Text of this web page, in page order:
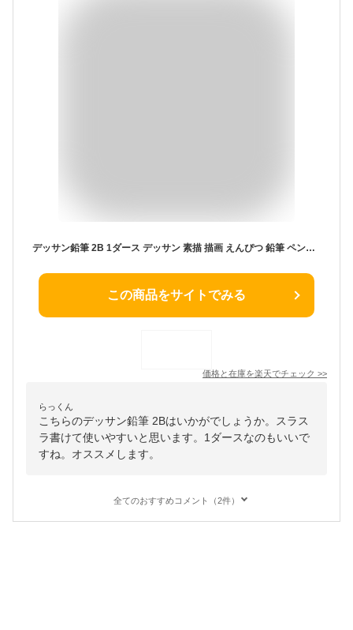
デッサン鉛筆 2B 1ダース デッサン 素描 描画 えんぴつ 鉛筆 ペンシル 図工 美術 アート 画材 文具 文房具 アーテック 120628
この商品をサイトでみる
価格と在庫を楽天でチェック >>
らっくん
こちらのデッサン鉛筆 2Bはいかがでしょうか。スラス
ラ書けて使いやすいと思います。1ダースなのもいいで
すね。オススメします。
全てのおすすめコメント（2件）